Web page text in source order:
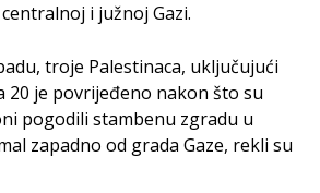
i južnoj Gazi.
troje Palestinaca, uključujući
20 je povrijeđeno nakon što su
pogodili stambenu zgradu u
zapadno od grada Gaze, rekli su